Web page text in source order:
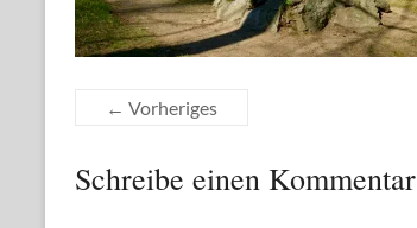
← Vorheriges
Schreibe einen Kommentar